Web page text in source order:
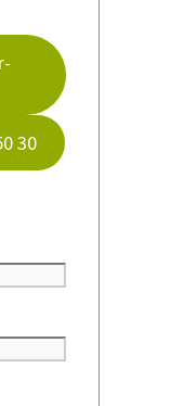
30